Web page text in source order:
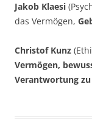
Jakob Klaesi
das Vermögen,
Christof Kunz
Vermögen,
Verantwortung